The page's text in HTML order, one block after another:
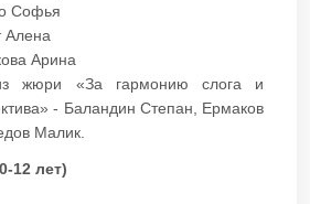
Софья
Алена
Арина
жюри «За гармонию слога и
- Баландин Степан, Ермаков
Малик.
12 лет)